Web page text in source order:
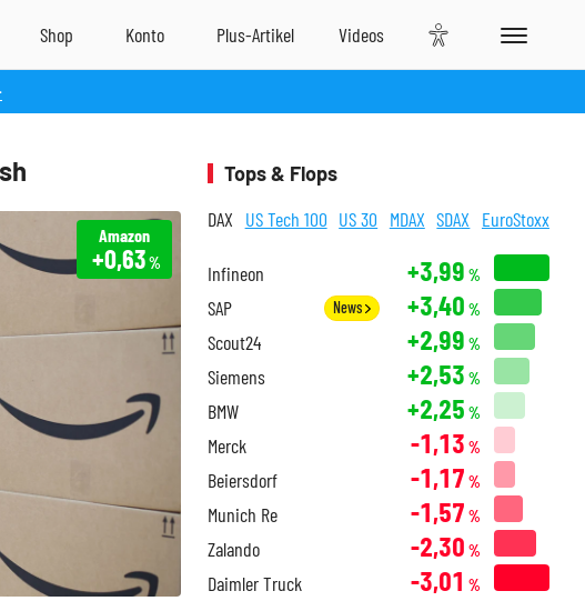
Amazon
+0,63%
Tops & Flops
DAX US Tech 100 US 30 MDAX SDAX EuroStoxx
Infineon +3,99 %
SAP News +3,40 %
Scout24 +2,99 %
Siemens +2,53 %
BMW +2,25 %
Merck -1,13 %
Beiersdorf -1,17 %
Munich Re -1,57 %
Zalando -2,30 %
Daimler Truck -3,01 %